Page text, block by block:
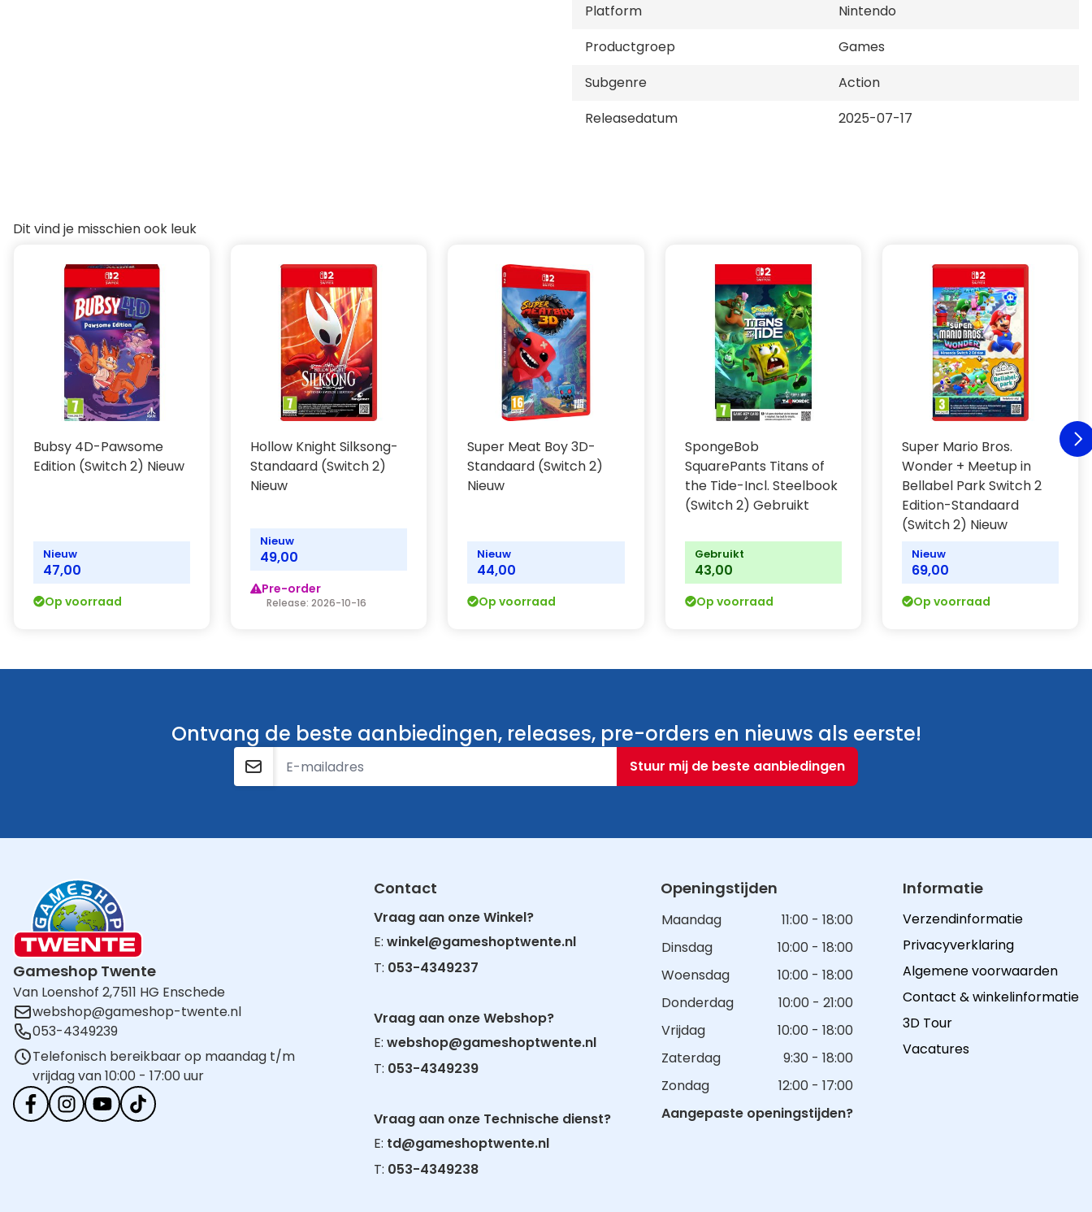
Samen gaan ze achter de mysterieuze leden van VoidCo aan.
Lukt het Donkey Kong om zijn geliefde bananen terug te krijgen? Ontdek het in
Donkey Kong Bananza - Alleen op de Nintendo Switch 2!
Platform
Nintendo
Productgroep
Games
Subgenre
Action
Releasedatum
2025-07-17
Dit vind je misschien ook leuk
Bubsy 4D-Pawsome
Edition (Switch 2) Nieuw
Nieuw
47,00
Op voorraad
Hollow Knight Silksong-
Standaard (Switch 2)
Nieuw
Nieuw
49,00
Pre-order
Release: 2026-10-16
Super Meat Boy 3D-
Standaard (Switch 2)
Nieuw
Nieuw
44,00
Op voorraad
SpongeBob
SquarePants Titans of
the Tide-Incl. Steelbook
(Switch 2) Gebruikt
Gebruikt
43,00
Op voorraad
Super Mario Bros.
Wonder + Meetup in
Bellabel Park Switch 2
Edition-Standaard
(Switch 2) Nieuw
Nieuw
69,00
Op voorraad
Ontvang de beste aanbiedingen, releases, pre-orders en nieuws als eerste!
E-mailadres
Stuur mij de beste aanbiedingen
Gameshop Twente
Van Loenshof 2,7511 HG Enschede
webshop@gameshop-twente.nl
053-4349239
Telefonisch bereikbaar op maandag t/m
vrijdag van 10:00 - 17:00 uur
Contact
Vraag aan onze Winkel?
E:winkel@gameshoptwente.nl
T: 053-4349237
Vraag aan onze Webshop?
E:webshop@gameshoptwente.nl
T: 053-4349239
Vraag aan onze Technische dienst?
E: td@gameshoptwente.nl
T: 053-4349238
Openingstijden
Maandag
11:00 - 18:00
Dinsdag
10:00 - 18:00
Woensdag
10:00 - 18:00
Donderdag
10:00 - 21:00
Vrijdag
10:00 - 18:00
Zaterdag
9:30 - 18:00
Zondag
12:00 - 17:00
Aangepaste openingstijden?
Informatie
Verzendinformatie
Privacyverklaring
Algemene voorwaarden
Contact & winkelinformatie
3D Tour
Vacatures